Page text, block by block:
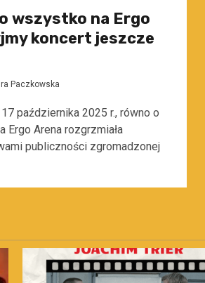
wszystko na Ergo
koncert jeszcze
Paczkowska
października 2025 r., równo o
Ergo Arena rozgrzmiała
publiczności zgromadzonej